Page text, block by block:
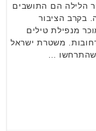
הלילה הם התושבים
בקרב הציבור
מנפילת טילים
משטרת ישראל
…